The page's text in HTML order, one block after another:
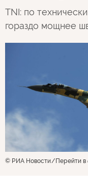
TNI: по
гораздо мощнее
© РИА Новости Перейти в